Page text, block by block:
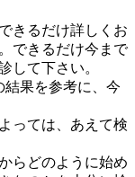
きるだけ詳しくお
できるだけ今まで
して下さい。
結果を参考に、今
っては、あえて検
らどのように始め